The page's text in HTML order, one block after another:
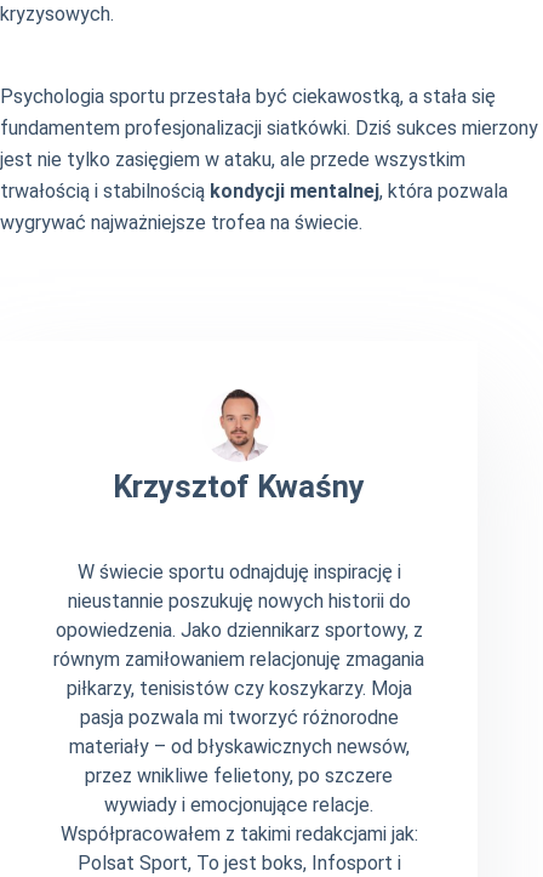
kryzysowych.
Psychologia sportu przestała być ciekawostką, a stała się
fundamentem profesjonalizacji siatkówki. Dziś sukces mierzony
jest nie tylko zasięgiem w ataku, ale przede wszystkim
trwałością i stabilnością kondycji mentalnej, która pozwala
wygrywać najważniejsze trofea na świecie.
Krzysztof Kwaśny
W świecie sportu odnajduję inspirację i
nieustannie poszukuję nowych historii do
opowiedzenia. Jako dziennikarz sportowy, z
równym zamiłowaniem relacjonuję zmagania
piłkarzy, tenisistów czy koszykarzy. Moja
pasja pozwala mi tworzyć różnorodne
materiały – od błyskawicznych newsów,
przez wnikliwe felietony, po szczere
wywiady i emocjonujące relacje.
Współpracowałem z takimi redakcjami jak:
Polsat Sport, To jest boks, Infosport i